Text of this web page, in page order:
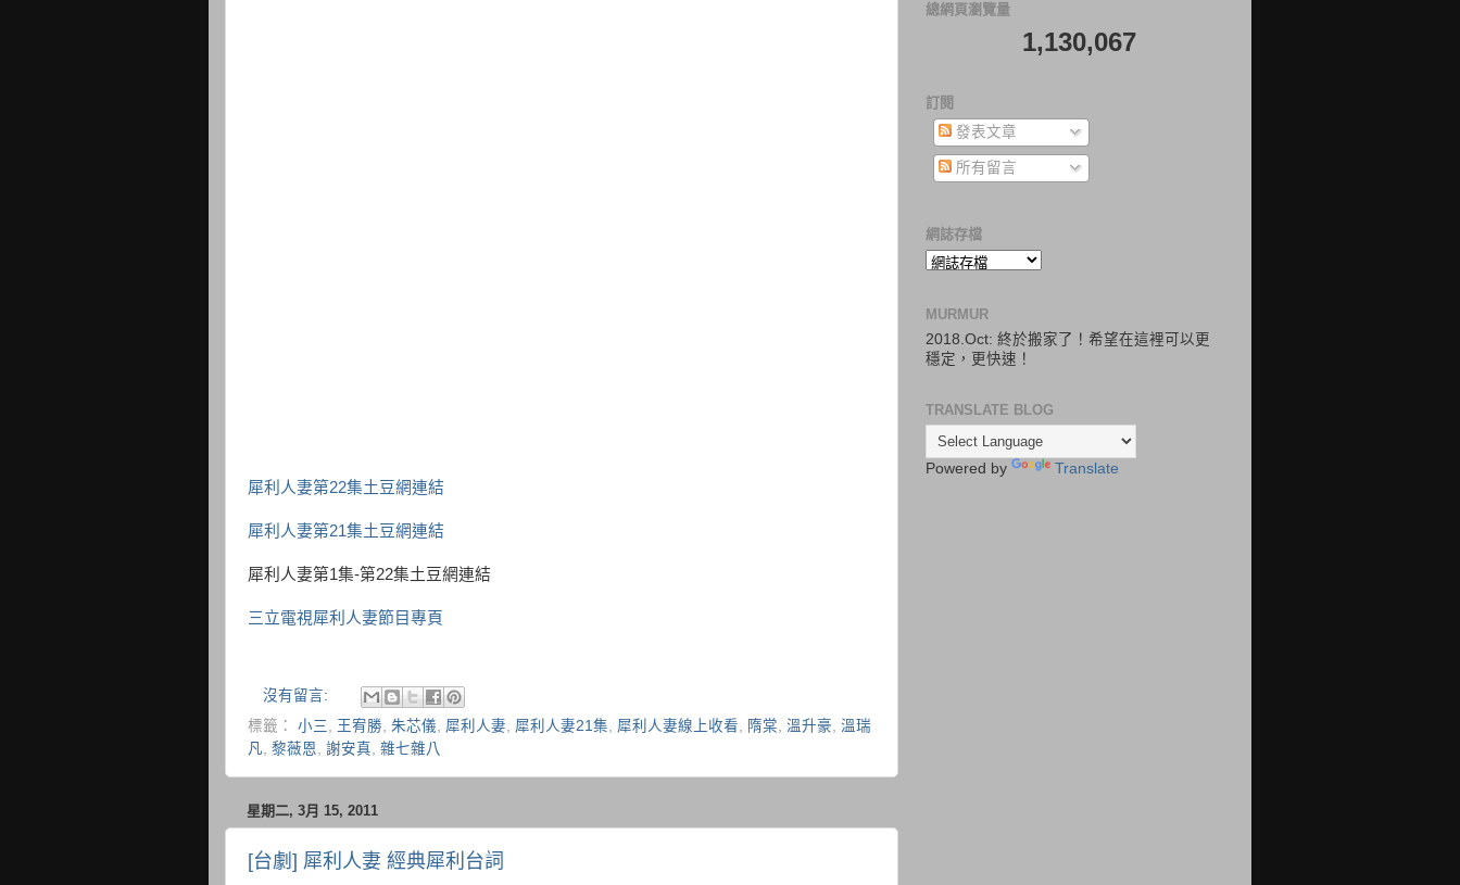
犀利人妻第22集土豆網連結
犀利人妻第21集土豆網連結
犀利人妻第1集-第22集土豆網連結
三立電視犀利人妻節目專頁
沒有留言:
標籤： 小三 , 王宥勝, 朱芯儀, 犀利人妻, 犀利人妻21集, 犀利人妻線上收看, 隋棠, 溫升豪, 溫瑞
凡, 黎薇恩, 謝安真, 雜七雜八
星期二, 3月 15, 2011
[台劇] 犀利人妻 經典犀利台詞
總網頁瀏覽量
1,130,067
訂閱
發表文章
所有留言
網誌存檔
MURMUR
2018.Oct: 終於搬家了！希望在這裡可以更
穩定，更快速！
TRANSLATE BLOG
Powered by Translate